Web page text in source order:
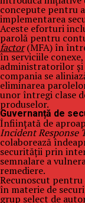
concepute pentru
implementarea
Aceste eforturi
parolă pentru
factor(MFA) în
în serviciile
administratorilor și
compania se
eliminarea
unor întregi clase
produselor.
Guvernanță de
Înființată de
Incident Response
colaborează
securității prin
semnalare a
remediere.
Recunoscut pentru
în materie de
grup select de